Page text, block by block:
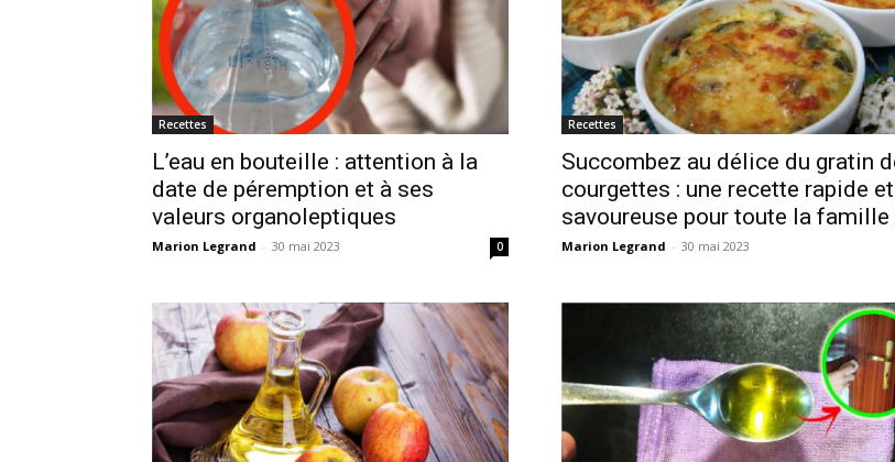
Recettes
L’eau en bouteille : attention à la
date de péremption et à ses
valeurs organoleptiques
Marion Legrand - 30 mai 2023 0
Recettes
Succombez au délice du gratin
courgettes : une recette rapide et
savoureuse pour toute la famille
Marion Legrand - 30 mai 2023